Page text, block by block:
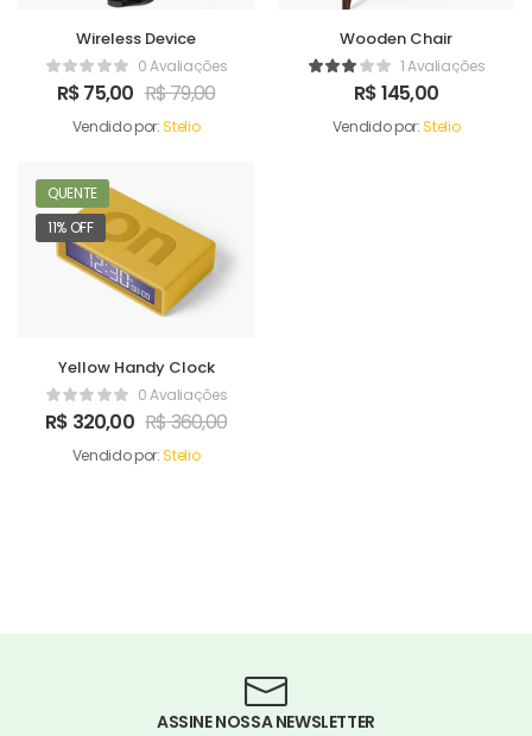
Wireless Device
0 Avaliações
R$75,00 R$79,00
Vendido por:Stelio
Wooden Chair
1 Avaliações
R$145,00
Vendido por:Stelio
QUENTE
11% OFF
Yellow Handy Clock
0 Avaliações
R$ 320,00 R$360,00
Vendido por:Stelio
ASSINE NOSSA NEWSLETTER